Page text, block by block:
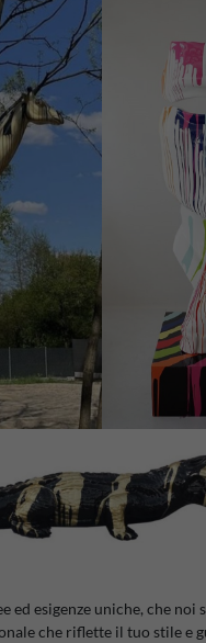
esigenze uniche, che
che riflette il tuo stile